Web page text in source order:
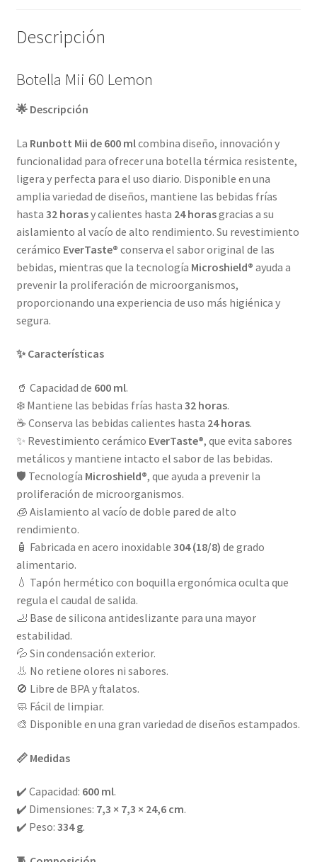
Descripción
Botella Mii 60 Lemon
🌟 Descripción
La Runbott Mii de 600 mlcombina diseño, innovación y
funcionalidad para ofrecer una botella térmica resistente,
ligera y perfecta para el uso diario. Disponible en una
amplia variedad de diseños, mantiene las bebidas frías
hasta 32 horasy calientes hasta 24 horasgracias a su
aislamiento al vacío de alto rendimiento. Su revestimiento
cerámico EverTaste® conserva el sabor original de las
bebidas, mientras que la tecnología Microshield® ayuda a
prevenir la proliferación de microorganismos,
proporcionando una experiencia de uso más higiénica y
segura.
✨ Características
🥤 Capacidad de 600 ml.
❄️ Mantiene las bebidas frías hasta 32 horas.
☕ Conserva las bebidas calientes hasta 24 horas.
✨ Revestimiento cerámico EverTaste®, que evita sabores
metálicos y mantiene intacto el sabor de las bebidas.
🛡️ Tecnología Microshield®, que ayuda a prevenir la
proliferación de microorganismos.
🧊 Aislamiento al vacío de doble pared de alto
rendimiento.
🧴 Fabricada en acero inoxidable 304 (18/8) de grado
alimentario.
💧 Tapón hermético con boquilla ergonómica oculta que
regula el caudal de salida.
🦶 Base de silicona antideslizante para una mayor
estabilidad.
💦 Sin condensación exterior.
👃 No retiene olores ni sabores.
🚫 Libre de BPA y ftalatos.
🧼 Fácil de limpiar.
🎨 Disponible en una gran variedad de diseños estampados.
📏 Medidas
✔️ Capacidad: 600 ml.
✔️ Dimensiones: 7,3 × 7,3 × 24,6 cm.
✔️ Peso: 334 g.